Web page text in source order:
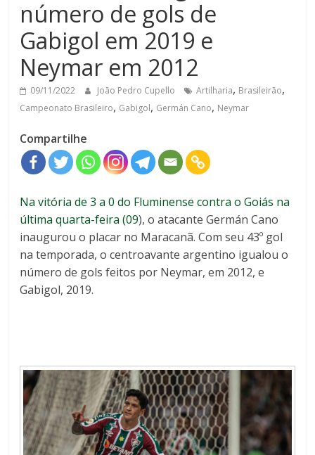
número de gols de
Gabigol em 2019 e
Neymar em 2012
09/11/2022 João Pedro Cupello Artilharia, Brasileirão,
Campeonato Brasileiro, Gabigol, Germán Cano, Neymar
Compartilhe
Na vitória de 3 a 0 do Fluminense contra o Goiás na
última quarta-feira (09), o atacante Germán Cano
inaugurou o placar no Maracanã. Com seu 43º gol
na temporada, o centroavante argentino igualou o
número de gols feitos por Neymar, em 2012, e
Gabigol, 2019.